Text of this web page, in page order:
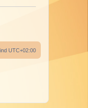
UTC+02:00